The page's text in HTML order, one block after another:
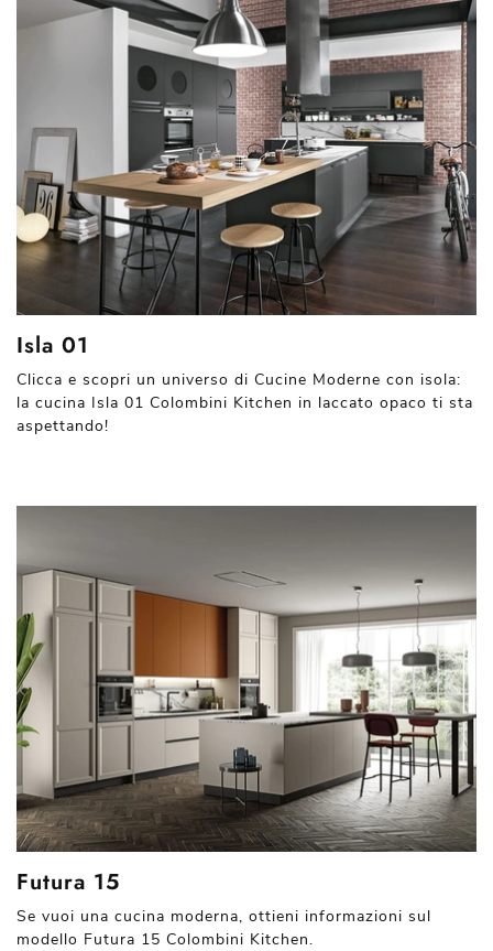
Isla 01
Clicca e scopri un universo di Cucine Moderne con isola:
la cucina Isla 01 Colombini Kitchen in laccato opaco ti sta
aspettando!
Futura 15
Se vuoi una cucina moderna, ottieni informazioni sul
modello Futura 15 Colombini Kitchen.